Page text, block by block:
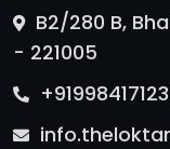
B2/280 B,
- 221005